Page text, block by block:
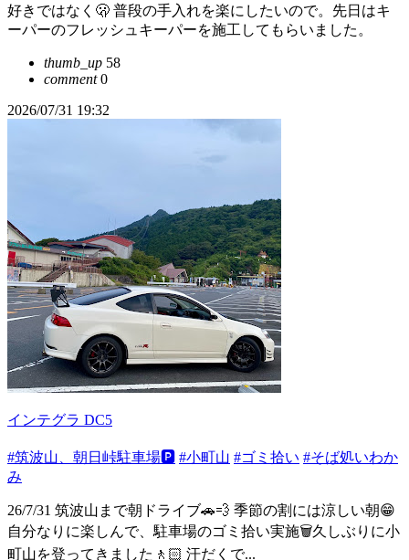
好きではなく🫢 普段の手入れを楽にしたいので。先日はキ
ーパーのフレッシュキーパーを施工してもらいました。
thumb_up 58
comment0
2026/07/31 19:32
インテグラ DC5
#筑波山、朝日峠駐車場🅿️ #小町山 #ゴミ拾い #そば処いわか
み
26/7/31 筑波山まで朝ドライブ🚗💨 季節の割には涼しい朝😁
自分なりに楽しんで、駐車場のゴミ拾い実施🗑️久しぶりに小
町山を登ってきました🚶🏻 汗だくで...